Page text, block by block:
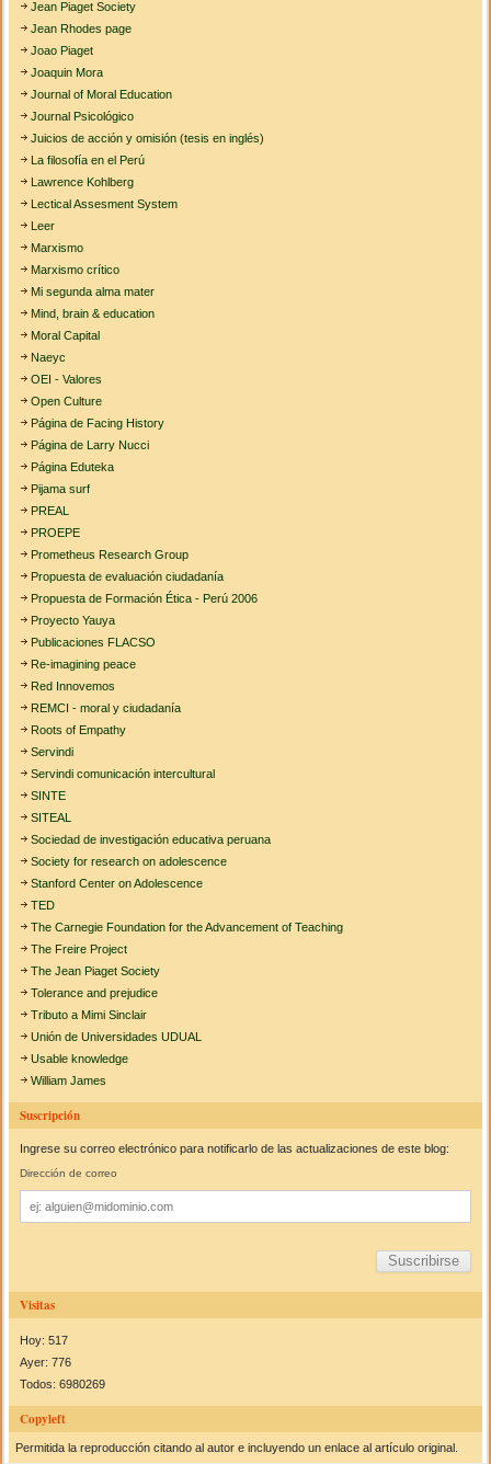
Jean Piaget Society
Jean Rhodes page
Joao Piaget
Joaquin Mora
Journal of Moral Education
Journal Psicológico
Juicios de acción y omisión (tesis en inglés)
La filosofía en el Perú
Lawrence Kohlberg
Lectical Assesment System
Leer
Marxismo
Marxismo crítico
Mi segunda alma mater
Mind, brain & education
Moral Capital
Naeyc
OEI - Valores
Open Culture
Página de Facing History
Página de Larry Nucci
Página Eduteka
Pijama surf
PREAL
PROEPE
Prometheus Research Group
Propuesta de evaluación ciudadanía
Propuesta de Formación Ética - Perú 2006
Proyecto Yauya
Publicaciones FLACSO
Re-imagining peace
Red Innovemos
REMCI - moral y ciudadanía
Roots of Empathy
Servindi
Servindi comunicación intercultural
SINTE
SITEAL
Sociedad de investigación educativa peruana
Society for research on adolescence
Stanford Center on Adolescence
TED
The Carnegie Foundation for the Advancement of Teaching
The Freire Project
The Jean Piaget Society
Tolerance and prejudice
Tributo a Mimi Sinclair
Unión de Universidades UDUAL
Usable knowledge
William James
Suscripción
Ingrese su correo electrónico para notificarlo de las actualizaciones de este blog:
Dirección de correo
Dirección
de
correo
Visitas
Hoy: 517
Ayer: 776
Todos: 6980269
Copyleft
Permitida la reproducción citando al autor e incluyendo un enlace al artículo original.